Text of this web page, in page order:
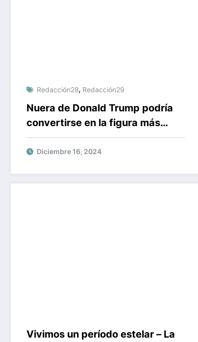
Redacción28, Redacción29
Nuera de Donald Trump podría
convertirse en la figura más
influyente del nuevo gobierno
norteamericano
Diciembre 16, 2024
Vivimos un período estelar – La